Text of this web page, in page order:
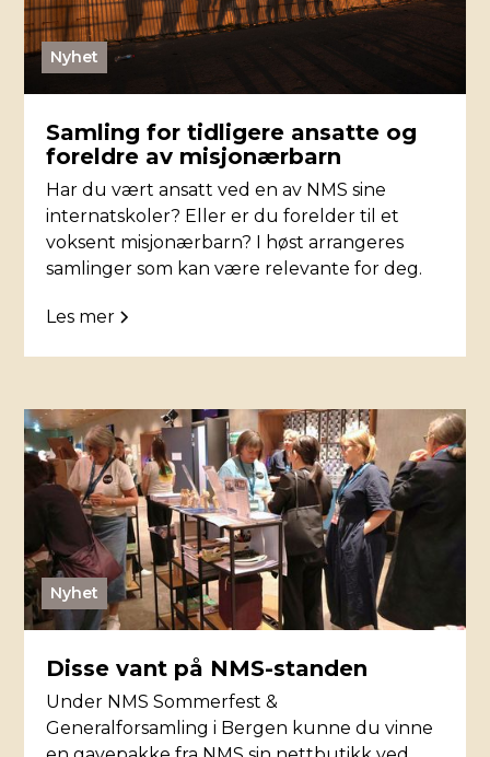
Nyhet
Samling for tidligere ansatte og
foreldre av misjonærbarn
Har du vært ansatt ved en av NMS sine
internatskoler? Eller er du forelder til et
voksent misjonærbarn? I høst arrangeres
samlinger som kan være relevante for deg.
Les mer
Nyhet
Disse vant på NMS-standen
Under NMS Sommerfest &
Generalforsamling i Bergen kunne du vinne